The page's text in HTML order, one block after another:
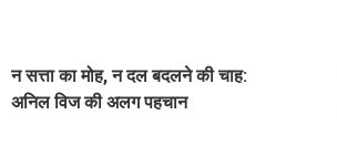
न सत्ता का मोह, न दल बदलने की चाह:
अनिल विज की अलग पहचान